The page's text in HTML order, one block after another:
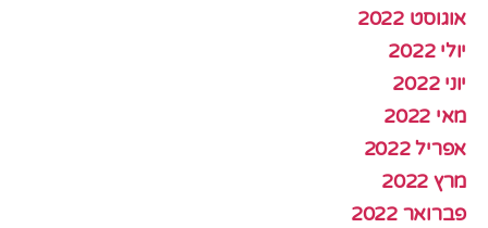
אוגוסט 2022
יולי 2022
יוני 2022
מאי 2022
אפריל 2022
מרץ 2022
פברואר 2022